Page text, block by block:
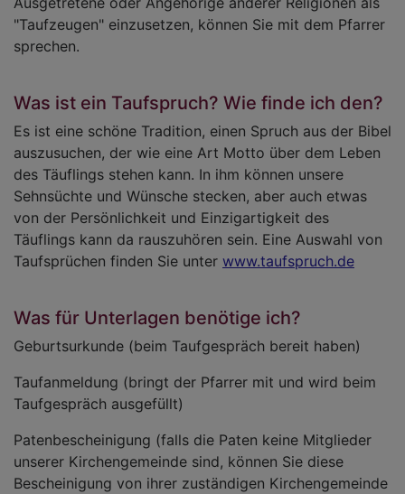
"Taufzeugen" einzusetzen, können Sie mit dem Pfarrer
sprechen.
Was ist ein Taufspruch? Wie finde ich den?
Es ist eine schöne Tradition, einen Spruch aus der Bibel
auszusuchen, der wie eine Art Motto über dem Leben
des Täuflings stehen kann. In ihm können unsere
Sehnsüchte und Wünsche stecken, aber auch etwas
von der Persönlichkeit und Einzigartigkeit des
Täuflings kann da rauszuhören sein. Eine Auswahl von
Taufsprüchen finden Sie unter www.taufspruch.de
Was für Unterlagen benötige ich?
Geburtsurkunde (beim Taufgespräch bereit haben)
Taufanmeldung (bringt der Pfarrer mit und wird beim
Taufgespräch ausgefüllt)
Patenbescheinigung (falls die Paten keine Mitglieder
unserer Kirchengemeinde sind, können Sie diese
Bescheinigung von ihrer zuständigen Kirchengemeinde